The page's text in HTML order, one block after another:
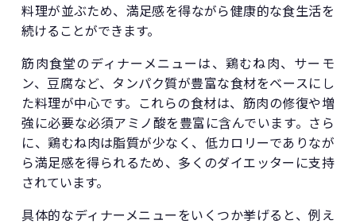
料理が並ぶため、満足感を得ながら健康的な食生活を
続けることができます。
筋肉食堂のディナーメニューは、鶏むね肉、サーモ
ン、豆腐など、タンパク質が豊富な食材をベースにし
た料理が中心です。これらの食材は、筋肉の修復や増
強に必要な必須アミノ酸を豊富に含んでいます。さら
に、鶏むね肉は脂質が少なく、低カロリーでありなが
ら満足感を得られるため、多くのダイエッターに支持
されています。
具体的なディナーメニューをいくつか挙げると、例え